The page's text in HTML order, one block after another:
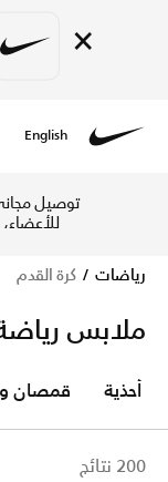
×
English
توصيل
رياضات كرة القدم
ملابس
200 نتائج
أحذية قمصان